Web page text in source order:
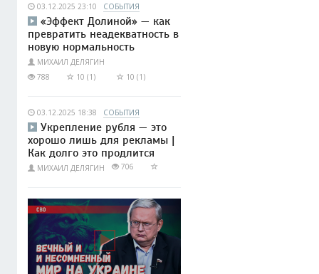
03.12.2025 23:10 СОБЫТИЯ
«Эффект Долиной» — как
превратить неадекватность в
новую нормальность
МИХАИЛ ДЕЛЯГИН
788
10 (1) 10 (1)
03.12.2025 18:38 СОБЫТИЯ
Укрепление рубля — это
хорошо лишь для рекламы |
Как долго это продлится
МИХАИЛ ДЕЛЯГИН 706